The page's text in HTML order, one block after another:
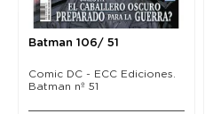
Batman 106/ 51
Comic DC - ECC Ediciones.
Batman nº 51